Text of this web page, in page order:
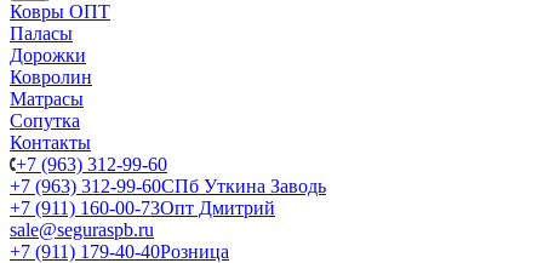
Ковры ОПТ
Паласы
Дорожки
Ковролин
Матрасы
Сопутка
Контакты
+7 (963) 312-99-60
+7 (963) 312-99-60СПб Уткина Заводь
+7 (911) 160-00-73Опт Дмитрий
sale@seguraspb.ru
+7 (911) 179-40-40Розница